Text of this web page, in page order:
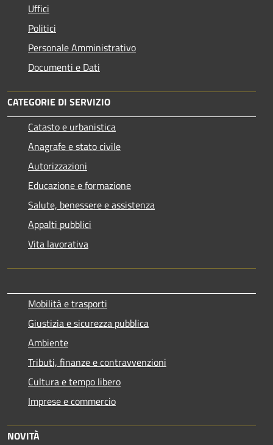
Uffici
Politici
Personale Amministrativo
Documenti e Dati
CATEGORIE DI SERVIZIO
Catasto e urbanistica
Anagrafe e stato civile
Autorizzazioni
Educazione e formazione
Salute, benessere e assistenza
Appalti pubblici
Vita lavorativa
Mobilità e trasporti
Giustizia e sicurezza pubblica
Ambiente
Tributi, finanze e contravvenzioni
Cultura e tempo libero
Imprese e commercio
NOVITÀ